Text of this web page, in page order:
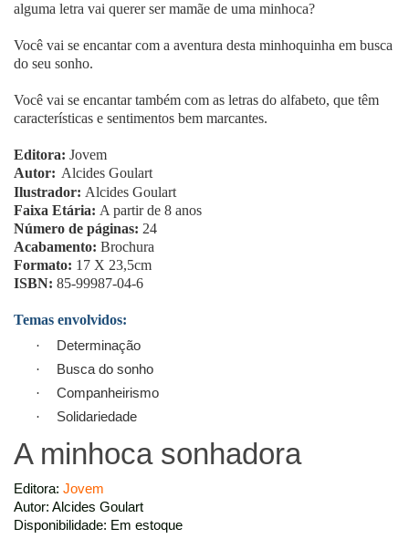
alguma letra vai querer ser mamãe de uma minhoca?
Você vai se encantar com a aventura desta minhoquinha em busca
do seu sonho.
Você vai se encantar também com as letras do alfabeto, que têm
características e sentimentos bem marcantes.
Editora: Jovem
Autor: Alcides Goulart
Ilustrador: Alcides Goulart
Faixa Etária: A partir de 8 anos
Número de páginas: 24
Acabamento: Brochura
Formato: 17 X 23,5cm
ISBN: 85-99987-04-6
Temas envolvidos:
· Determinação
· Busca do sonho
· Companheirismo
· Solidariedade
A minhoca sonhadora
Editora: Jovem
Autor: Alcides Goulart
Disponibilidade: Em estoque